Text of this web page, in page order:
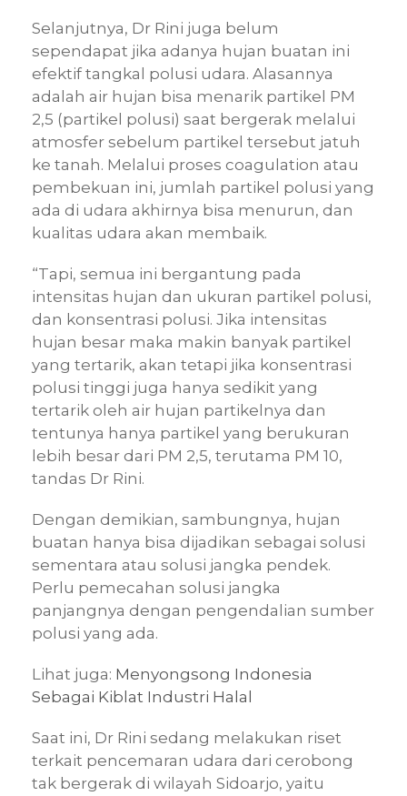
Selanjutnya, Dr Rini juga belum
sependapat jika adanya hujan buatan ini
efektif tangkal polusi udara. Alasannya
adalah air hujan bisa menarik partikel PM
2,5 (partikel polusi) saat bergerak melalui
atmosfer sebelum partikel tersebut jatuh
ke tanah. Melalui proses coagulation atau
pembekuan ini, jumlah partikel polusi yang
ada di udara akhirnya bisa menurun, dan
kualitas udara akan membaik.
“Tapi, semua ini bergantung pada
intensitas hujan dan ukuran partikel polusi,
dan konsentrasi polusi. Jika intensitas
hujan besar maka makin banyak partikel
yang tertarik, akan tetapi jika konsentrasi
polusi tinggi juga hanya sedikit yang
tertarik oleh air hujan partikelnya dan
tentunya hanya partikel yang berukuran
lebih besar dari PM 2,5, terutama PM 10,
tandas Dr Rini.
Dengan demikian, sambungnya, hujan
buatan hanya bisa dijadikan sebagai solusi
sementara atau solusi jangka pendek.
Perlu pemecahan solusi jangka
panjangnya dengan pengendalian sumber
polusi yang ada.
Lihat juga: Menyongsong Indonesia
Sebagai Kiblat Industri Halal
Saat ini, Dr Rini sedang melakukan riset
terkait pencemaran udara dari cerobong
tak bergerak di wilayah Sidoarjo, yaitu